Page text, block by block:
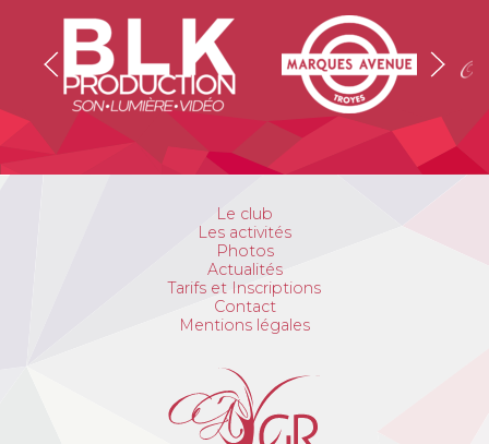
Le club
Les activités
Photos
Actualités
Tarifs et Inscriptions
Contact
Mentions légales